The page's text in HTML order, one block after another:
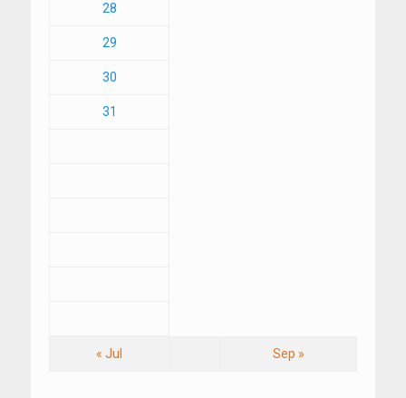
28
29
30
31
« Jul Sep »